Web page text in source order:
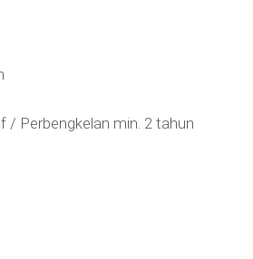
/ Perbengkelan min. 2 tahun